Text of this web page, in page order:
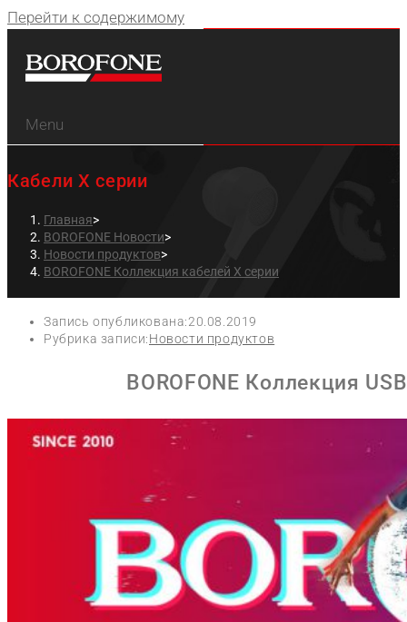
Перейти к содержимому
Menu
Кабели X серии
Главная>
BOROFONE Новости>
Новости продуктов>
BOROFONE Коллекция кабелей X серии
Запись опубликована:20.08.2019
Рубрика записи:Новости продуктов
BOROFONE Коллекция